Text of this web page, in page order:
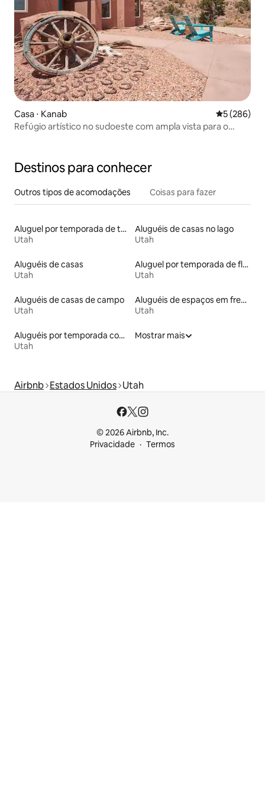
Casa ⋅ Kanab 5 de uma
5 (286)
Refúgio artístico no sudoeste com ampla vista para o
Destinos para conhecer
Outros tipos de acomodações Coisas para fazer
Aluguel por temporada de townhouses
Utah
Aluguéis de casas no lago
Utah
Aluguéis de casas
Utah
Aluguel por temporada de flats
Utah
Aluguéis de casas de campo
Utah
Aluguéis de espaços em frente à praia
Utah
Aluguéis por temporada com café da manhã
Utah
Mostrar mais
Airbnb Estados Unidos Utah
© 2026 Airbnb, Inc.
Privacidade
Termos